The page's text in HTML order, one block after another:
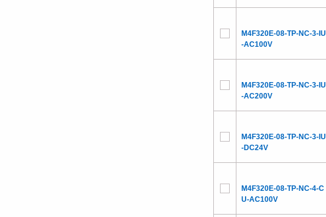
M4F320E-08-TP-NC-3-IU
-AC100V
M4F320E-08-TP-NC-3-IU
-AC200V
M4F320E-08-TP-NC-3-IU
-DC24V
M4F320E-08-TP-NC-4-C
U-AC100V